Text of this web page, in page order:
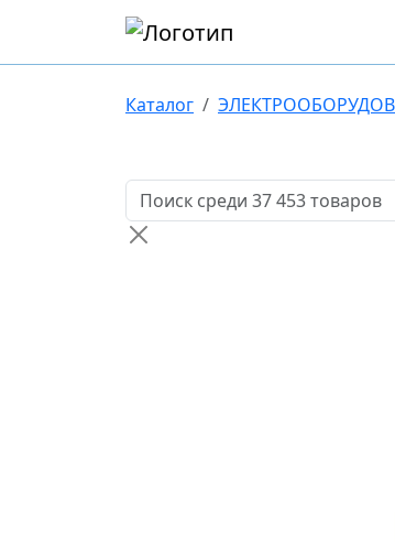
Каталог
Поиск товаров по названию